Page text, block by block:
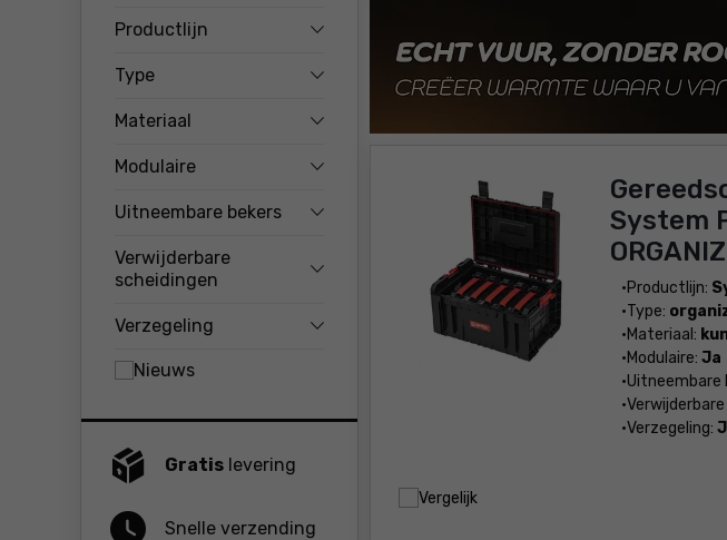
Productlijn
Type
Materiaal
Modulaire
Uitneembare bekers
Verwijderbare
scheidingen
Verzegeling
Nieuws
Gratis levering
Snelle verzending
System
Productlijn:
Type:
Materiaal:
Modulaire: Ja
Uitneembare
Verzegeling:
Vergelijk